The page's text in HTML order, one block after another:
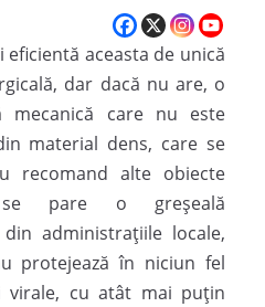
eficientă aceasta de unică
dar dacă nu are, o
care nu este
material dens, care se
recomand alte obiecte
pare o greșeală
administrațiile locale,
protejează în niciun fel
virale, cu atât mai puțin